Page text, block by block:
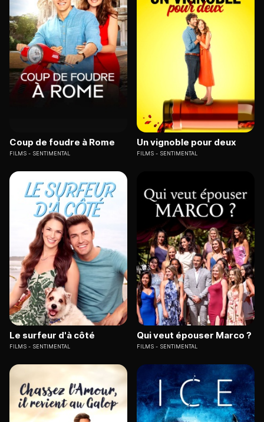
Coup de foudre à Rome
FILMS SENTIMENTAL
Un vignoble pour deux
FILMS SENTIMENTAL
Le surfeur d'à côté
FILMS SENTIMENTAL
Qui veut épouser Marco ?
FILMS SENTIMENTAL